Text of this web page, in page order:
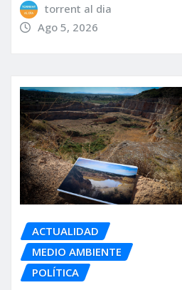
torrent al dia
Ago 5, 2026
ACTUALIDAD
MEDIO AMBIENTE
POLÍTICA